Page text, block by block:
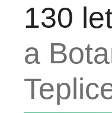
130
a